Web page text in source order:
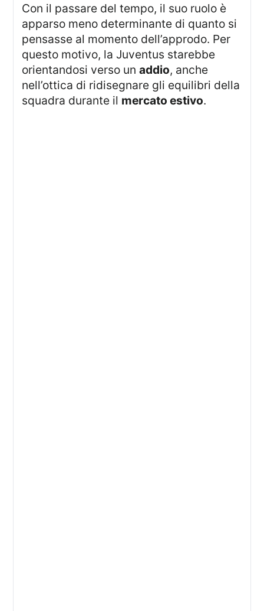
Con il passare del tempo, il suo ruolo è
apparso meno determinante di quanto si
pensasse al momento dell’approdo. Per
questo motivo, la Juventus starebbe
orientandosi verso unaddio, anche
nell’ottica di ridisegnare gli equilibri della
squadra durante il mercato estivo.